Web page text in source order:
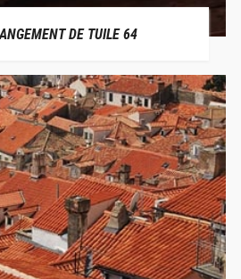
DE TUILE 64